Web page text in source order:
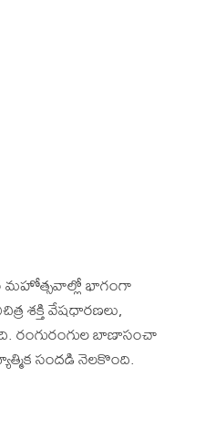
మహోత్సవాల్లో భాగంగా
శక్తి వేషధారణలు,
రంగురంగుల బాణాసంచా
సందడి నెలకొంది.